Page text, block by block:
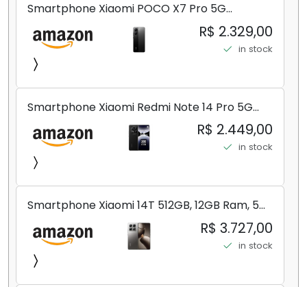
Smartphone Xiaomi POCO X7 Pro 5G
8+256GB/12+256GB/12+512GB
R$ 2.329,00
in stock
Smartphone Xiaomi Redmi Note 14 Pro 5G
Midnight Black (Preto) 12GB RAM 512GB ROM
NFC [ 24090RA29G ]
R$ 2.449,00
in stock
Smartphone Xiaomi 14T 512GB, 12GB Ram, 5G,
Leica, Cinza - no Brasil
R$ 3.727,00
in stock